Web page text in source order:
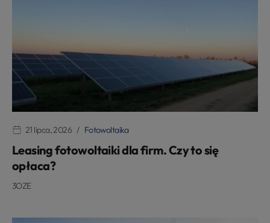
21 lipca, 2026 Fotowoltaika
Leasing fotowoltaiki dla firm. Czy to się
opłaca?
3OZE